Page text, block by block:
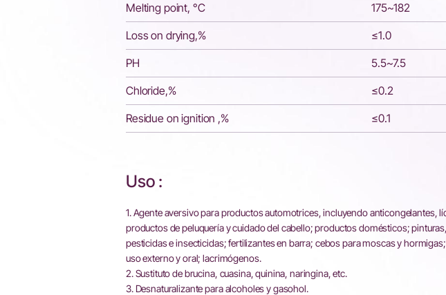
Melting point, °C
175~182
Loss on drying,%
≤1.0
PH
5.5~7.5
Chloride,%
≤0.2
Residue on ignition ,%
≤0.1
Uso :
1. Agente aversivo para productos automotrices, incluyendo anticongelantes,
productos de peluquería y cuidado del cabello; productos domésticos;
pesticidas e insecticidas; fertilizantes en barra; cebos para moscas y
uso externo y oral; lacrimógenos.
2. Sustituto de brucina, cuasina, quinina, naringina, etc.
3. Desnaturalizante para alcoholes y gasohol.